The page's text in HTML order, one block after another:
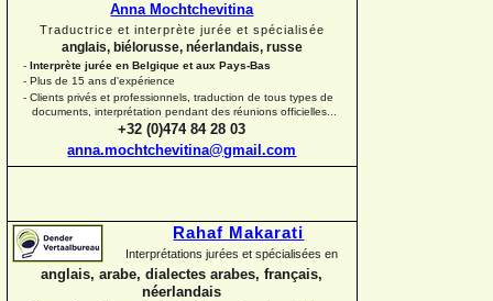
Anna Mochtchevitina
Traductrice et interprète jurée et spécialisée
anglais, biélorusse, néerlandais, russe
- Interprète jurée en Belgique et aux Pays-Bas
- Plus de 15 ans d'expérience
- Clients privés et professionnels, traduction de tous types de
documents, interprétation pendant des réunions officielles...
+32 (0)474 84 28 03
anna.mochtchevitina@gmail.com
Rahaf Makarati
Interprétations jurées et spécialisées en
anglais, arabe, dialectes arabes, français,
néerlandais